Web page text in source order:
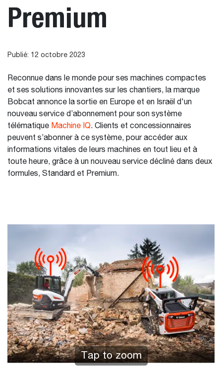
Premium
Publié: 12 octobre 2023
Reconnue dans le monde pour ses machines compactes
et ses solutions innovantes sur les chantiers, la marque
Bobcat annonce la sortie en Europe et en Israël d'un
nouveau service d’abonnement pour son système
télématique Machine IQ. Clients et concessionnaires
peuvent s’abonner à ce système, pour accéder aux
informations vitales de leurs machines en tout lieu et à
toute heure, grâce à un nouveau service décliné dans deux
formules, Standard et Premium.
Tap to zoom